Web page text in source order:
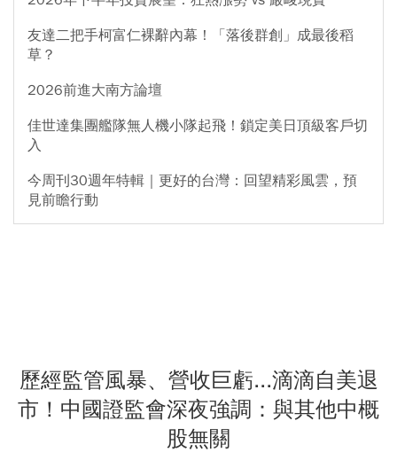
友達二把手柯富仁裸辭內幕！「落後群創」成最後稻
草？
2026前進大南方論壇
佳世達集團艦隊無人機小隊起飛！鎖定美日頂級客戶切
入
今周刊30週年特輯｜更好的台灣：回望精彩風雲，預
見前瞻行動
歷經監管風暴、營收巨虧...滴滴自美退
市！中國證監會深夜強調：與其他中概
股無關